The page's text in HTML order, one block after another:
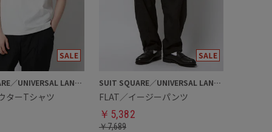
SUIT SQUARE／UNIVERSAL LANGUAGE
ターTシャツ
SUIT SQUARE／UNIVERSAL LANGUAGE
FLAT／イージーパンツ
￥ 5,382
￥7,689